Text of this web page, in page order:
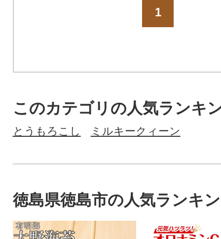
1
このカテゴリの人気ランキ
とうもろこし ミルキークィーン
徳島県徳島市の人気ランキ